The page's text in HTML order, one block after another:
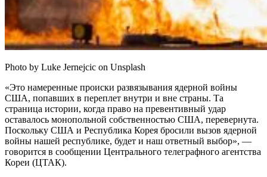
Photo by Luke Jernejcic on Unsplash
«Это намеренные происки развязывания ядерной войны
США, попавших в переплет внутри и вне страны. Та
страница истории, когда право на превентивный удар
оставалось монопольной собственностью США, перевернута.
Поскольку США и Республика Корея бросили вызов ядерной
войны нашей республике, будет и наш ответный выбор», —
говорится в сообщении Центрального телеграфного агентства
Кореи (ЦТАК).